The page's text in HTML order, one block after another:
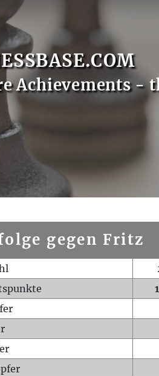
Achievements -
gegen Fritz